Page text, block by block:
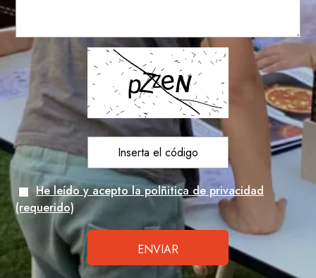
He leído y acepto la polñitica de privacidad
(requerido)